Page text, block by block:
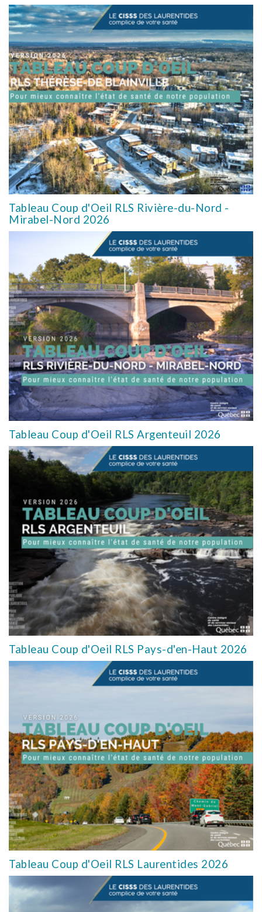
Tableau Coup d'Oeil RLS Rivière-du-Nord -
Mirabel-Nord 2026
Tableau Coup d'Oeil RLS Argenteuil 2026
Tableau Coup d'Oeil RLS Pays-d'en-Haut 2026
Tableau Coup d'Oeil RLS Laurentides 2026